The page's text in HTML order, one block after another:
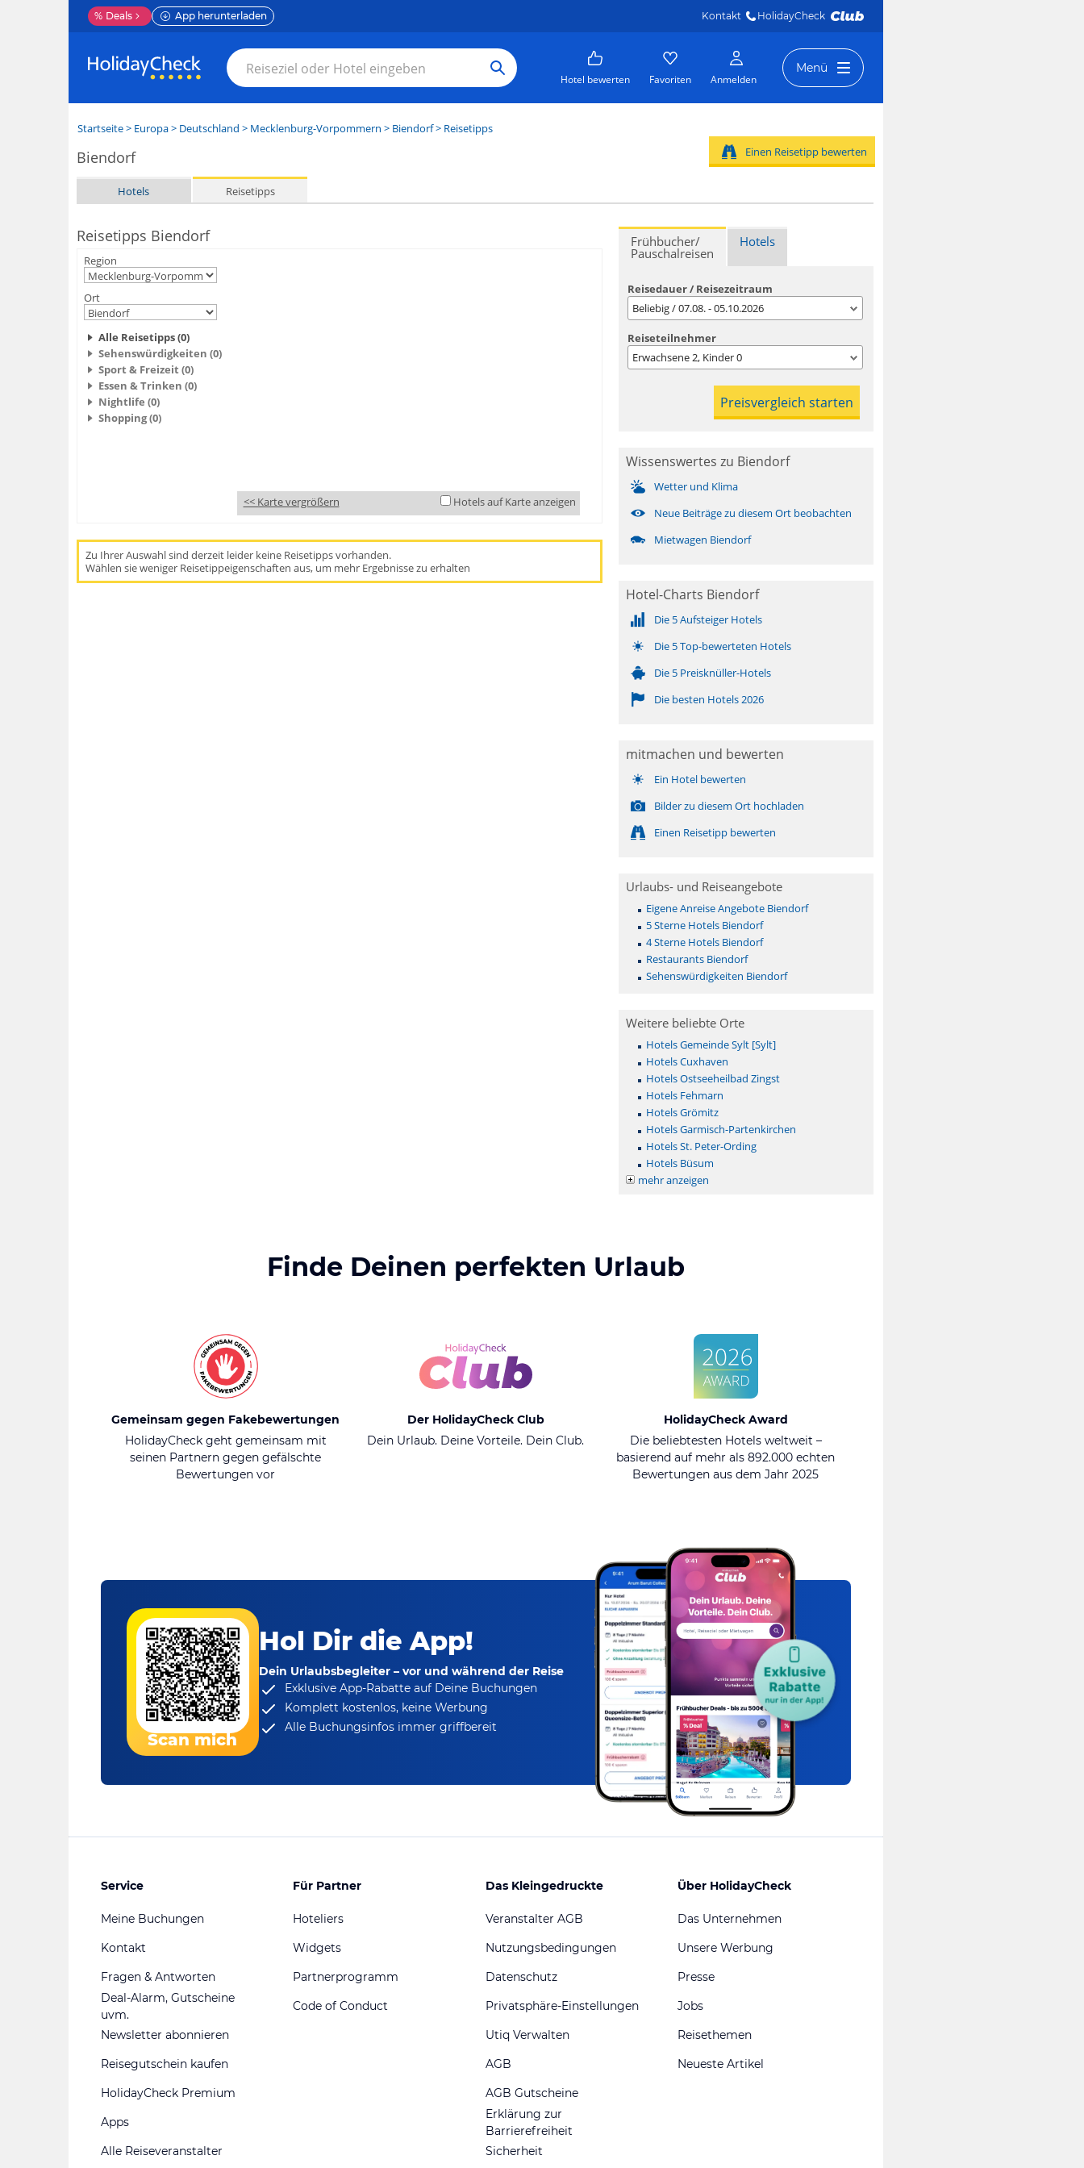
% Deals App herunterladen Kontakt HolidayCheck
Hotel bewerten Favoriten Anmelden
Menü
Startseite> Europa> Deutschland > Mecklenburg-Vorpommern > Biendorf> Reisetipps
Biendorf
Hotels Reisetipps
Einen Reisetipp bewerten
Reisetipps Biendorf
Region
Ort
Alle Reisetipps (0)
Sehenswürdigkeiten (0)
Sport & Freizeit (0)
Essen & Trinken (0)
Nightlife (0)
Shopping (0)
<< Karte vergrößern Hotels auf Karte anzeigen
Zu Ihrer Auswahl sind derzeit leider keine Reisetipps vorhanden.
Wählen sie weniger Reisetippeigenschaften aus, um mehr Ergebnisse zu erhalten
Frühbucher/
Pauschalreisen
Hotels
Reisedauer / Reisezeitraum
Beliebig / 07.08. - 05.10.2026
Reiseteilnehmer
Erwachsene2, Kinder0
Wissenswertes zu Biendorf
Wetter und Klima
Neue Beiträge zu diesem Ort beobachten
Mietwagen Biendorf
Hotel-Charts Biendorf
Die 5 Aufsteiger Hotels
Die 5 Top-bewerteten Hotels
Die 5 Preisknüller-Hotels
Die besten Hotels 2026
mitmachen und bewerten
Ein Hotel bewerten
Bilder zu diesem Ort hochladen
Einen Reisetipp bewerten
Urlaubs- und Reiseangebote
Eigene Anreise Angebote Biendorf
5 Sterne Hotels Biendorf
4 Sterne Hotels Biendorf
Restaurants Biendorf
Sehenswürdigkeiten Biendorf
Weitere beliebte Orte
Hotels Gemeinde Sylt [Sylt]
Hotels Cuxhaven
Hotels Ostseeheilbad Zingst
Hotels Fehmarn
Hotels Grömitz
Hotels Garmisch-Partenkirchen
Hotels St. Peter-Ording
Hotels Büsum
mehr anzeigen
Finde Deinen perfekten Urlaub
Gemeinsam gegen Fakebewertungen
HolidayCheck geht gemeinsam mit
seinen Partnern gegen gefälschte
Bewertungen vor
Der HolidayCheck Club
Dein Urlaub. Deine Vorteile. Dein Club.
HolidayCheck Award
Die beliebtesten Hotels weltweit –
basierend auf mehr als 892.000 echten
Bewertungen aus dem Jahr 2025
Scan mich
Hol Dir die App!
Dein Urlaubsbegleiter – vor und während der Reise
Exklusive App-Rabatteauf Deine Buchungen
Komplett kostenlos, keine Werbung
Alle Buchungsinfos immer griffbereit
Service
Meine Buchungen
Kontakt
Fragen & Antworten
Deal-Alarm, Gutscheine
uvm.
Newsletter abonnieren
Reisegutschein kaufen
HolidayCheck Premium
Apps
Alle Reiseveranstalter
Für Partner
Hoteliers
Widgets
Partnerprogramm
Code of Conduct
Das Kleingedruckte
Veranstalter AGB
Nutzungsbedingungen
Datenschutz
Privatsphäre-Einstellungen
Utiq Verwalten
AGB
AGB Gutscheine
Erklärung zur
Barrierefreiheit
Sicherheit
Über HolidayCheck
Das Unternehmen
Unsere Werbung
Presse
Jobs
Reisethemen
Neueste Artikel